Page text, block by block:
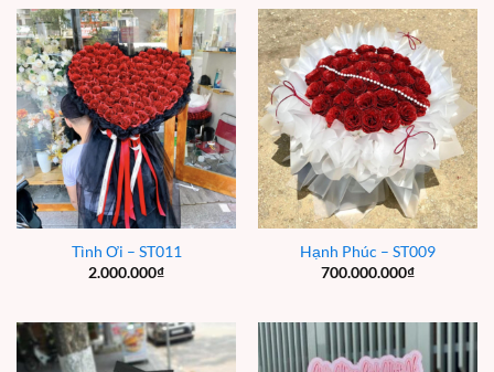
Tình Ơi – ST011
2.000.000₫
Hạnh Phúc – ST009
700.000.000₫